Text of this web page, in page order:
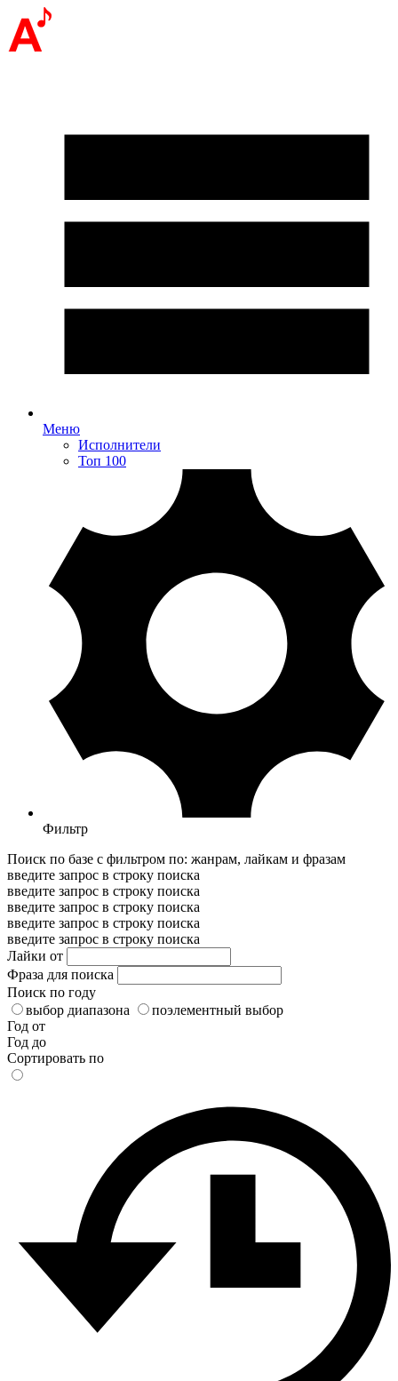
Меню
Исполнители
Топ 100
Фильтр
Поиск по базе с фильтром по: жанрам, лайкам и фразам
введите запрос в строку поиска
введите запрос в строку поиска
введите запрос в строку поиска
введите запрос в строку поиска
введите запрос в строку поиска
Лайки от
Фраза для поиска
Поиск по году
выбор диапазона
поэлементный выбор
Год от
Год до
Сортировать по